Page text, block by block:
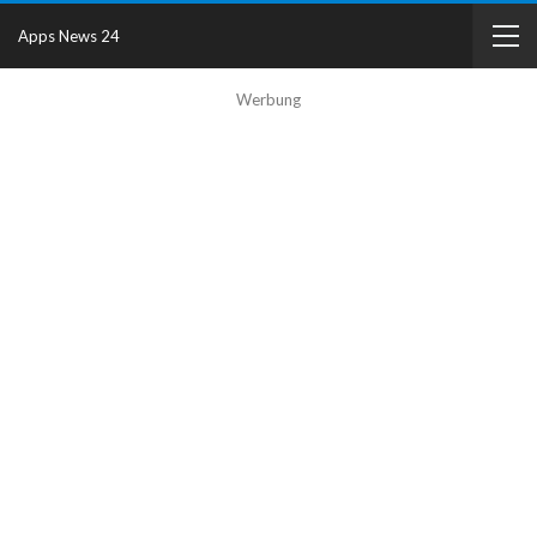
Werbung
Apps News 24